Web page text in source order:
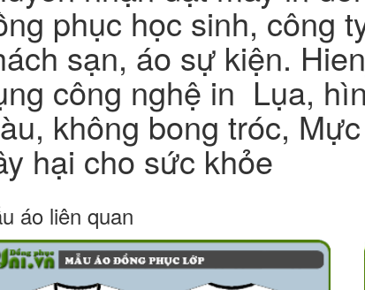
phục học sinh, công
sạn, áo sự kiện.
công nghệ in Lụa,
không bong tróc,
hại cho sức khỏe
áo liên quan